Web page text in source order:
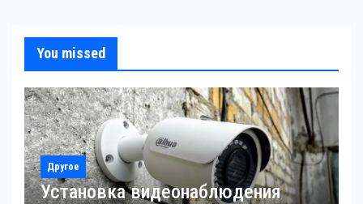
You missed
Другое
Установка видеонаблюдения